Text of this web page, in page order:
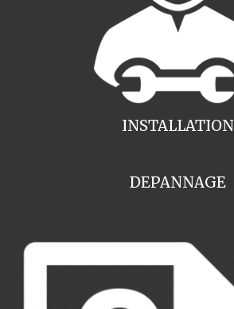
INSTALLATION
DEPANNAGE